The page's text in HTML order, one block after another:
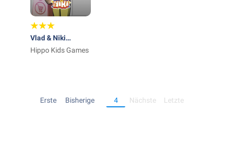
Vlad & Niki
Supermarkt Spiel
Hippo Kids Games
Erste Bisherige 4 Nächste Letzte